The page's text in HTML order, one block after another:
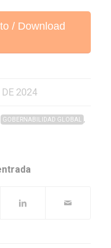
/ Download
DE 2024
, GOBERNABILIDAD GLOBAL